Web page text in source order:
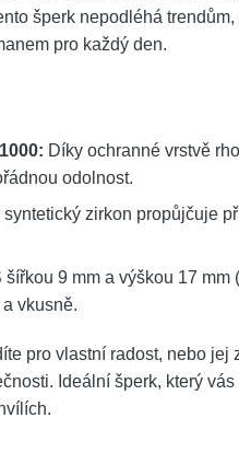
šperk nepodléhá
pro každý den.
Díky ochranné vrstvě
odolnost.
syntetický zirkon propůjčuje
šířkou 9 mm a výškou 17
vkusně.
pro vlastní radost, nebo
Ideální šperk, který